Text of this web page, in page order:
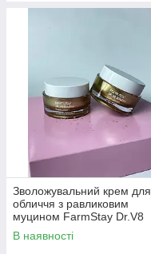
Зволожувальний крем для
обличчя з равликовим
муцином FarmStay Dr.V8
Solution Snail Cream 50 мл
В наявності